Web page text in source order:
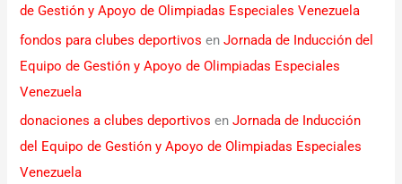
de Gestión y Apoyo de Olimpiadas Especiales Venezuela
fondos para clubes deportivos enJornada de Inducción del
Equipo de Gestión y Apoyo de Olimpiadas Especiales
Venezuela
donaciones a clubes deportivos enJornada de Inducción
del Equipo de Gestión y Apoyo de Olimpiadas Especiales
Venezuela